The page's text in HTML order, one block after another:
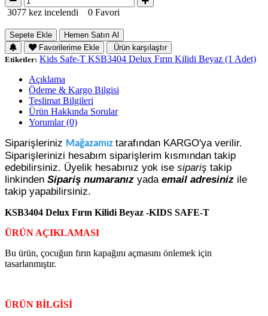
3077 kez incelendi 0 Favori
Sepete Ekle
Hemen Satın Al
Favorilerime Ekle
Ürün karşılaştır
Etiketler: Kids Safe-T KSB3404 Delux Fırın Kilidi Beyaz (1 Adet)
Açıklama
Ödeme & Kargo Bilgisi
Teslimat Bilgileri
Ürün Hakkında Sorular
Yorumlar (0)
Siparişleriniz Mağazamız tarafından KARGO'ya verilir.
Siparişlerinizi hesabım siparişlerim kısmından takip
edebilirsiniz. Üyelik hesabınız yok ise sipariş takip
linkinden Sipariş numaranız yada email adresiniz ile
takip yapabilirsiniz.
KSB3404 Delux Fırın Kilidi Beyaz -KIDS SAFE-T
ÜRÜN AÇIKLAMASI
Bu ürün, çocuğun fırın kapağını açmasını önlemek için
tasarlanmıştır.
ÜRÜN BİLGİSİ